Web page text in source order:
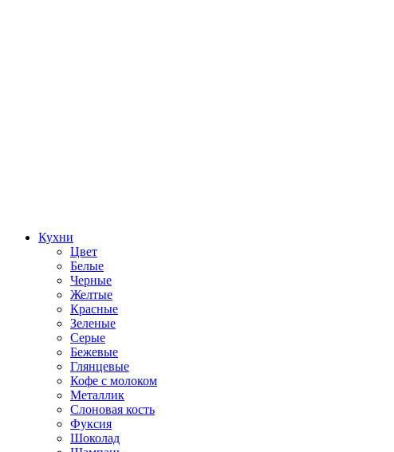
Кухни
Цвет
Белые
Черные
Желтые
Красные
Зеленые
Серые
Бежевые
Глянцевые
Кофе с молоком
Металлик
Слоновая кость
Фуксия
Шоколад